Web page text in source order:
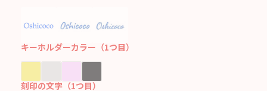
キーホルダーカラー（1つ目）
刻印の文字（1つ目）